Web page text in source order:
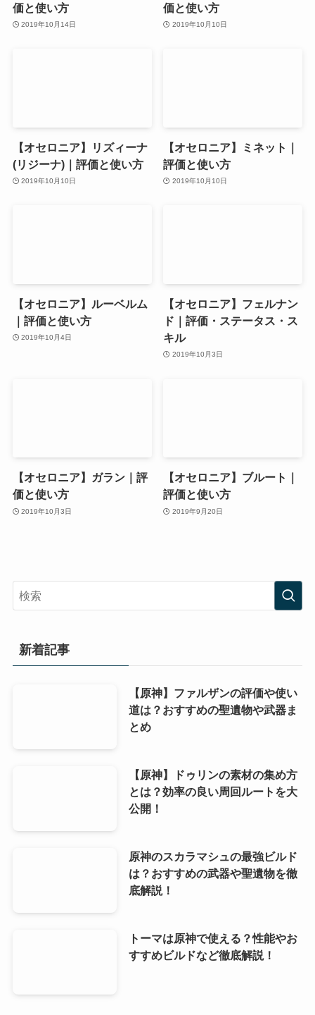
価と使い方
2019年10月14日
価と使い方
2019年10月10日
【オセロニア】リズィーナ
(リジーナ)｜評価と使い方
2019年10月10日
【オセロニア】ミネット｜
評価と使い方
2019年10月10日
【オセロニア】ルーベルム
｜評価と使い方
2019年10月4日
【オセロニア】フェルナン
ド｜評価・ステータス・ス
キル
2019年10月3日
【オセロニア】ガラン｜評
価と使い方
2019年10月3日
【オセロニア】ブルート｜
評価と使い方
2019年9月20日
新着記事
【原神】ファルザンの評価や使い
道は？おすすめの聖遺物や武器ま
とめ
【原神】ドゥリンの素材の集め方
とは？効率の良い周回ルートを大
公開！
原神のスカラマシュの最強ビルド
は？おすすめの武器や聖遺物を徹
底解説！
トーマは原神で使える？性能やお
すすめビルドなど徹底解説！